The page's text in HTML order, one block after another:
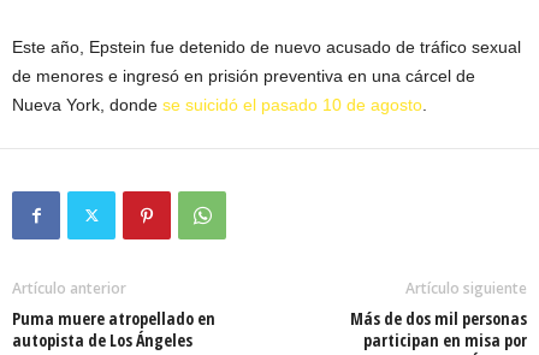
Este año, Epstein fue detenido de nuevo acusado de tráfico sexual
de menores e ingresó en prisión preventiva en una cárcel de
Nueva York, donde se suicidó el pasado 10 de agosto
Artículo anterior
Puma muere atropellado en
autopista de Los Ángeles
Artículo siguiente
Más de dos mil personas
participan en misa por